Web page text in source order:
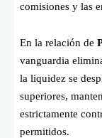
comisiones y las
En la relación de
vanguardia
la liquidez se
superiores,
estrictamente
permitidos.